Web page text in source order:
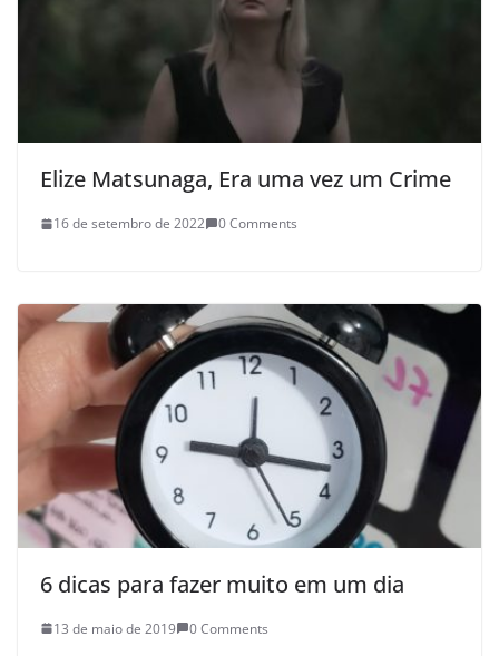
Elize Matsunaga, Era uma vez um Crime
16 de setembro de 2022 0 Comments
6 dicas para fazer muito em um dia
13 de maio de 2019 0 Comments